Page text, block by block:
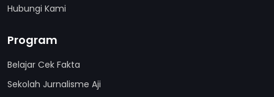
Hubungi Kami
Program
Belajar Cek Fakta
Sekolah Jurnalisme Aji